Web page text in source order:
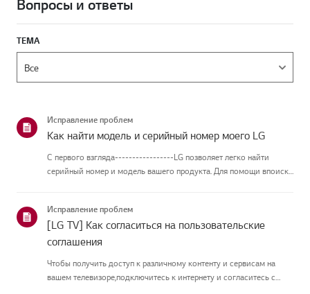
Вопросы и ответы
ТЕМА
Исправление проблем
Как найти модель и серийный номер моего LG
С первого взгляда-----------------LG позволяет легко найти
серийный номер и модель вашего продукта. Для помощи впоиске
руководство создано...
Исправление проблем
[LG TV] Как согласиться на пользовательские
соглашения
Чтобы получить доступ к различному контенту и сервисам на
вашем телевизоре,подключитесь к интернету и согласитесь с